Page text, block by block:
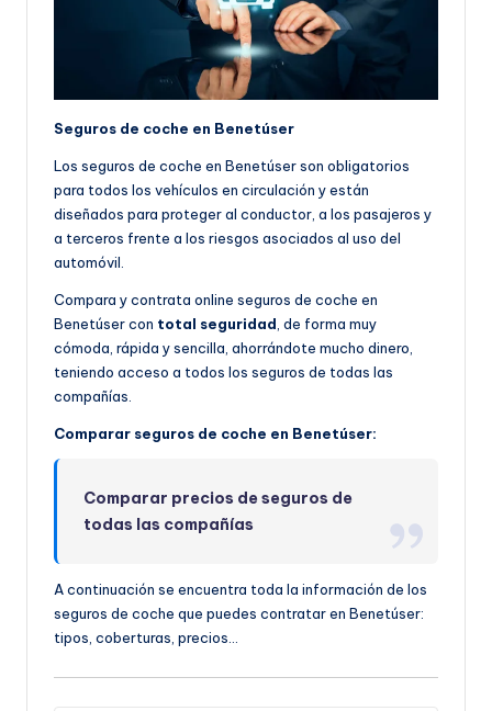
Seguros de coche en Benetúser
Los seguros de coche en Benetúser son obligatorios
para todos los vehículos en circulación y están
diseñados para proteger al conductor, a los pasajeros y
a terceros frente a los riesgos asociados al uso del
automóvil.
Compara y contrata online seguros de coche en
Benetúser con total seguridad , de forma muy
cómoda, rápida y sencilla, ahorrándote mucho dinero,
teniendo acceso a todos los seguros de todas las
compañías.
Comparar seguros de coche en Benetúser:
Comparar precios de seguros de
todas las compañías
A continuación se encuentra toda la información de los
seguros de coche que puedes contratar en Benetúser:
tipos, coberturas, precios…